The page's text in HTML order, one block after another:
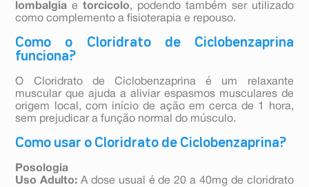
lombalgia etorcicolo, podendo também ser utilizado
como complemento a fisioterapia e repouso.
Como o Cloridrato de Ciclobenzaprina
funciona?
O Cloridrato de Ciclobenzaprina é um relaxante
muscular que ajuda a aliviar espasmos musculares de
origem local, com início de ação em cerca de 1 hora,
sem prejudicar a função normal do músculo.
Como usar o Cloridrato de Ciclobenzaprina?
Posologia
Uso Adulto: A dose usual é de 20 a 40mg de cloridrato